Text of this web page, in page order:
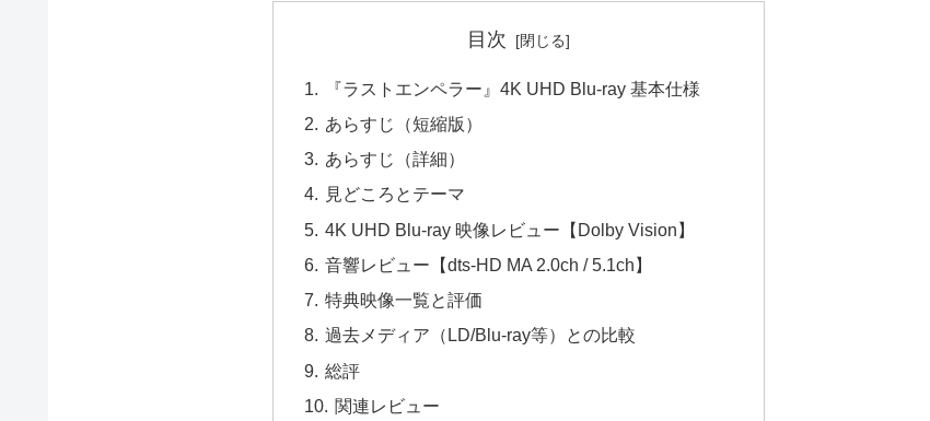
目次
『ラストエンペラー』4K UHD Blu-ray 基本仕様
あらすじ（短縮版）
あらすじ（詳細）
見どころとテーマ
4K UHD Blu-ray 映像レビュー【Dolby Vision】
音響レビュー【dts-HD MA 2.0ch / 5.1ch】
特典映像一覧と評価
過去メディア（LD/Blu-ray等）との比較
総評
関連レビュー